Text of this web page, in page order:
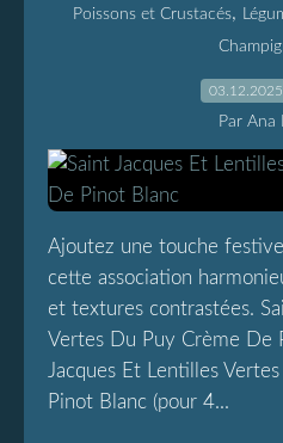
Poissons et Crustacés,
03.12.2025
Par Ana
Ajoutez une touche
cette association
et textures contrastées.
Vertes Du Puy Crème De
Jacques Et Lentilles
Pinot Blanc (pour 4...